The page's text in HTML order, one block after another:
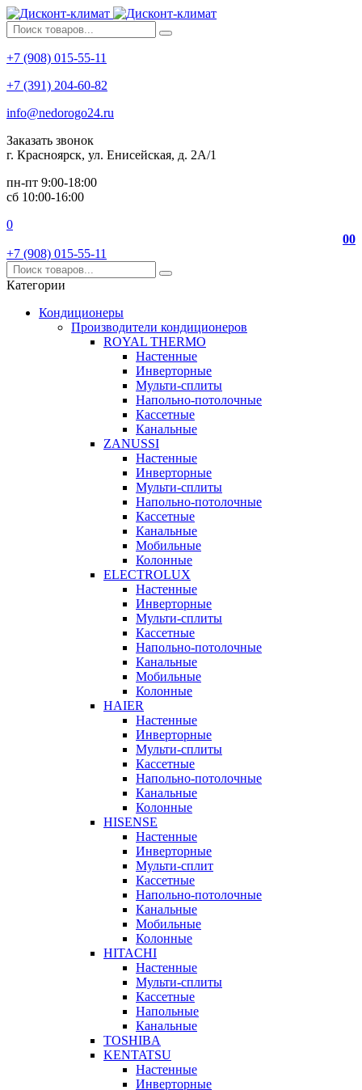
+7 (908) 015-55-11
+7 (391) 204-60-82
info@nedorogo24.ru
Заказать звонок
г. Красноярск, ул. Енисейская, д. 2А/1
пн-пт 9:00-18:00
сб 10:00-16:00
0
00
+7 (908) 015-55-11
Категории
Кондиционеры
Производители кондиционеров
ROYAL THERMO
Настенные
Инверторные
Мульти-сплиты
Напольно-потолочные
Кассетные
Канальные
ZANUSSI
Настенные
Инверторные
Мульти-сплиты
Напольно-потолочные
Кассетные
Канальные
Мобильные
Колонные
ELECTROLUX
Настенные
Инверторные
Мульти-сплиты
Кассетные
Напольно-потолочные
Канальные
Мобильные
Колонные
HAIER
Настенные
Инверторные
Мульти-сплиты
Кассетные
Напольно-потолочные
Канальные
Колонные
HISENSE
Настенные
Инверторные
Мульти-сплит
Кассетные
Напольно-потолочные
Канальные
Мобильные
Колонные
HITACHI
Настенные
Мульти-сплиты
Кассетные
Напольные
Канальные
TOSHIBA
KENTATSU
Настенные
Инверторные